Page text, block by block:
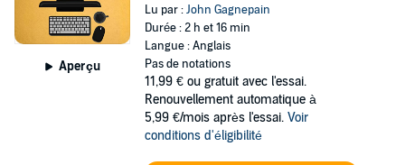
Aperçu
Lu par :John Gagnepain
Durée : 2 h et 16 min
Langue : Anglais
Pas de notations
11,99 € ou gratuit avec l'essai.
Renouvellement automatique à
5,99 €/mois après l'essai. Voir
conditions d'éligibilité